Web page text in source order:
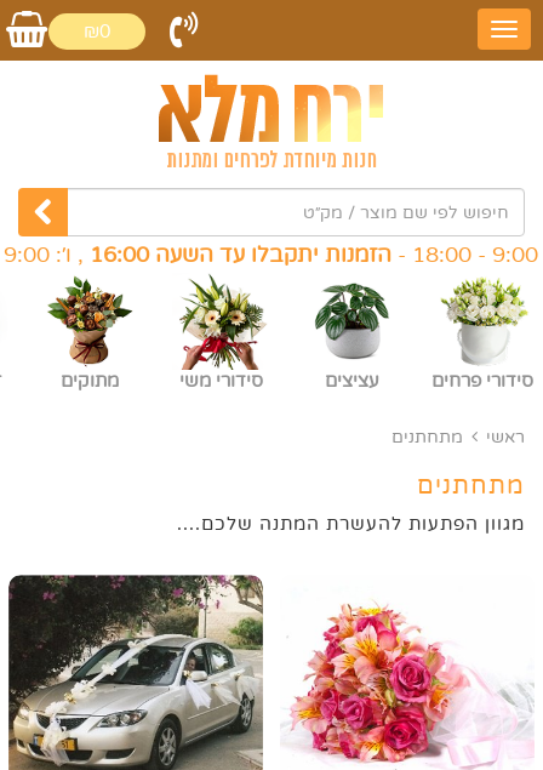
₪0
הזמנות יתקבלו עד השעה 16:00 , ו׳: 9:00 - 14:00 -
סידורי פרחים עציצים סידורי משי מתוקים
ראשי מתחתנים
מתחתנים
מגוון הפתעות להעשרת המתנה שלכם....